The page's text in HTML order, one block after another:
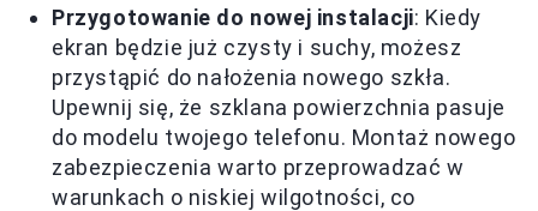
Przygotowanie do nowej instalacji: Kiedy
ekran będzie już czysty i suchy, możesz
przystąpić do nałożenia nowego szkła.
Upewnij się, że szklana powierzchnia pasuje
do modelu twojego telefonu. Montaż nowego
zabezpieczenia warto przeprowadzać w
warunkach o niskiej wilgotności, co